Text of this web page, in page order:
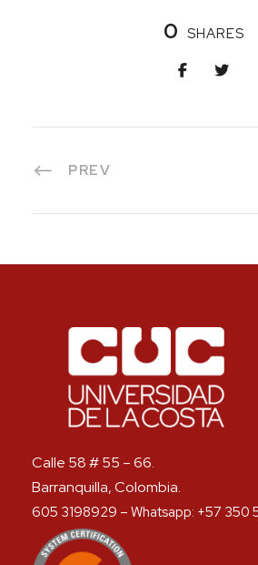
0 SHARES
PREV
Calle 58 # 55 – 66.
Barranquilla, Colombia.
605 3198929 – Whatsapp: +57 350